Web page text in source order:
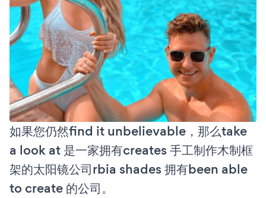
如果您仍然find it unbelievable，那么take
a look at 是一家拥有creates 手工制作木制框
架的太阳镜公司rbia shades 拥有been able
to create 的公司。